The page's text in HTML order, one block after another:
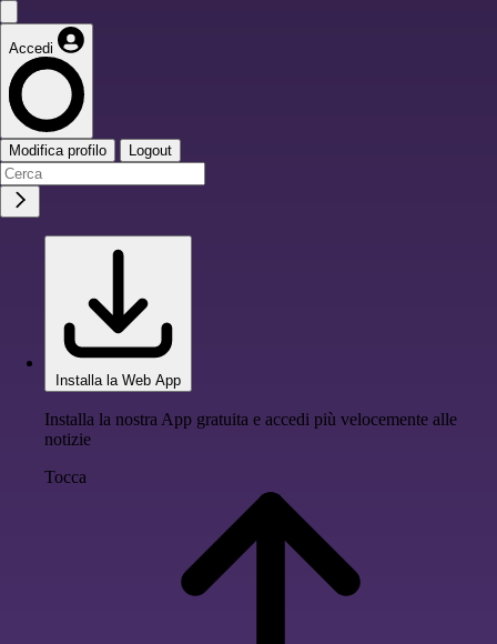
Accedi
Modifica profilo Logout
Installa la Web App
Installa la nostra App gratuita e accedi più velocemente alle
notizie
Tocca